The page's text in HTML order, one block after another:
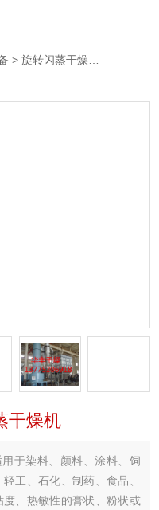
>旋转闪蒸干燥机
干燥机
于染料、颜料、涂料、饲
工、石化、制药、食品、
、热敏性的膏状、粉状或